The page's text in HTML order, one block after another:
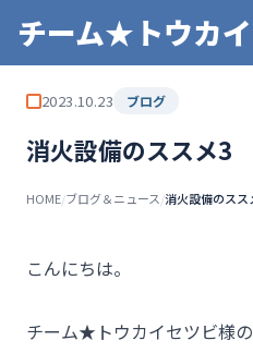
チーム★トウカ
2023.10.23 ブログ
消火設備のススメ3
HOME/ブログ＆ニュース/消火設備のスス
こんにちは。
チーム★トウカイセツビ様